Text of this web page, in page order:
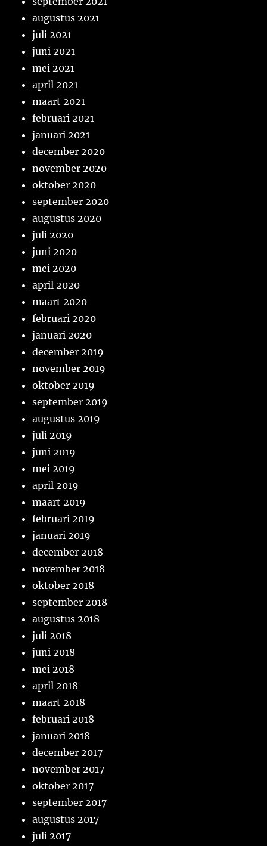
augustus 2021
juli 2021
juni 2021
mei 2021
april 2021
maart 2021
februari 2021
januari 2021
december 2020
november 2020
oktober 2020
september 2020
augustus 2020
juli 2020
juni 2020
mei 2020
april 2020
maart 2020
februari 2020
januari 2020
december 2019
november 2019
oktober 2019
september 2019
augustus 2019
juli 2019
juni 2019
mei 2019
april 2019
maart 2019
februari 2019
januari 2019
december 2018
november 2018
oktober 2018
september 2018
augustus 2018
juli 2018
juni 2018
mei 2018
april 2018
maart 2018
februari 2018
januari 2018
december 2017
november 2017
oktober 2017
september 2017
augustus 2017
juli 2017